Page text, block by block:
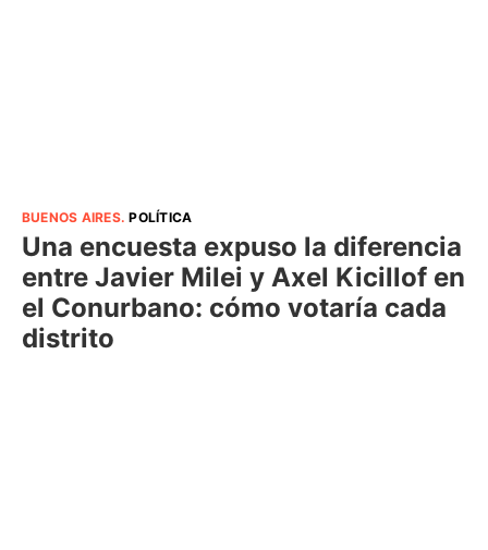
BUENOS AIRES.POLÍTICA
Una encuesta expuso la diferencia
entre Javier Milei y Axel Kicillof en
el Conurbano: cómo votaría cada
distrito